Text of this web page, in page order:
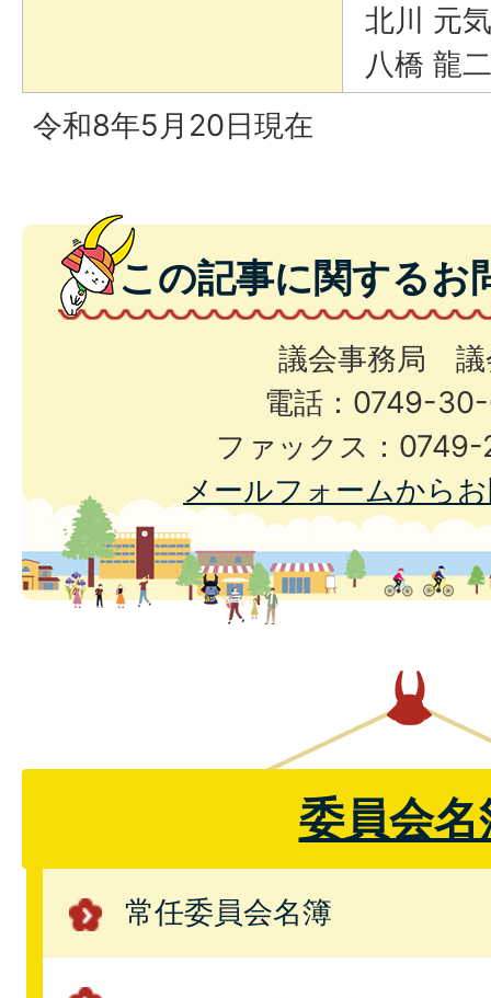
北川 元気
八橋 龍二
令和8年5月20日現在
この記事に関するお
議会事務局 議
電話：0749-
ファックス：
メールフォームから
委員会名
常任委員会名簿